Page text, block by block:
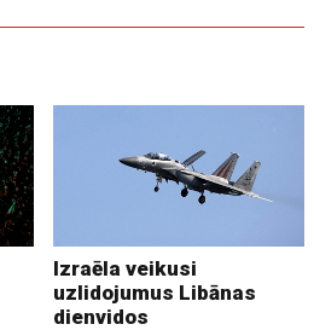
Izraēla veikusi
uzlidojumus Libānas
dienvidos